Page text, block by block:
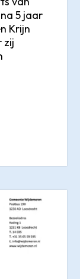
5 jaar
Krijn
zij